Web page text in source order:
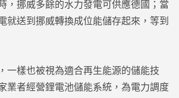
，挪威多餘的水力發電可供應德國；當
就送到挪威轉換成位能儲存起來，等到
一樣也被視為適合再生能源的儲能技
業者經營鋰電池儲能系統，為電力調度